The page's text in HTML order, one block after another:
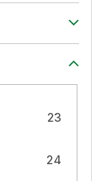
23
24